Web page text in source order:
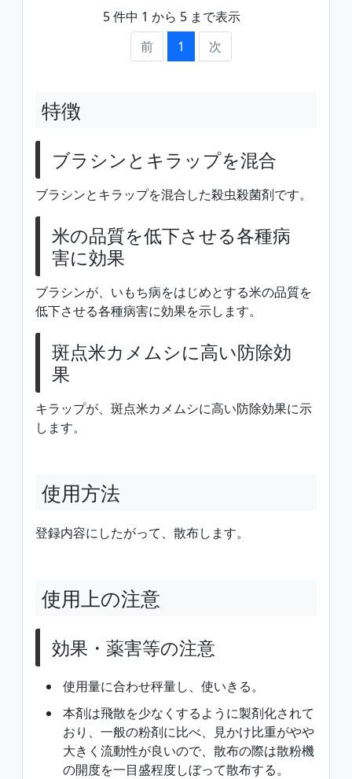
5 件中 1 から 5 まで表示
前
1 次
特徴
ブラシンとキラップを混合
ブラシンとキラップを混合した殺虫殺菌剤です。
米の品質を低下させる各種病
害に効果
ブラシンが、いもち病をはじめとする米の品質を
低下させる各種病害に効果を示します。
斑点米カメムシに高い防除効
果
キラップが、斑点米カメムシに高い防除効果に示
します。
使用方法
登録内容にしたがって、散布します。
使用上の注意
効果・薬害等の注意
使用量に合わせ秤量し、使いきる。
本剤は飛散を少なくするように製剤化されて
おり、一般の粉剤に比べ、見かけ比重がやや
大きく流動性が良いので、散布の際は散粉機
の開度を一目盛程度しぼって散布する。